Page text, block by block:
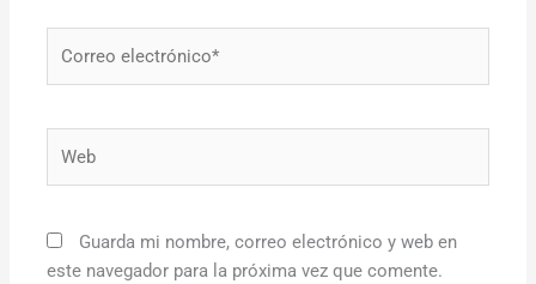
Guarda mi nombre, correo electrónico y web en
este navegador para la próxima vez que comente.